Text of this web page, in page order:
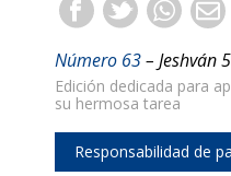
Número 63– Jeshván
Edición dedicada para
su hermosa tarea
Responsabilidad de